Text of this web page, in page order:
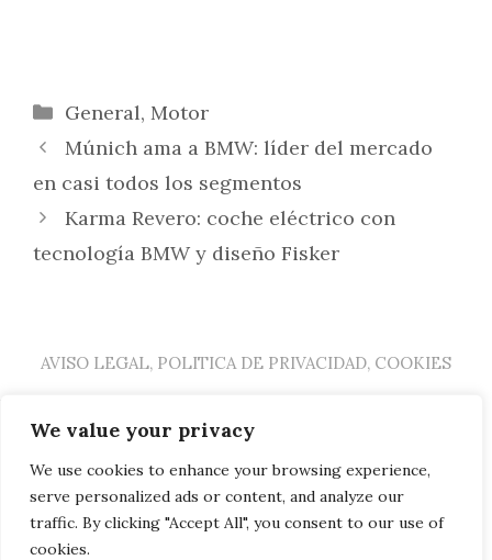
We value your privacy
We use cookies to enhance your browsing experience,
serve personalized ads or content, and analyze our
traffic. By clicking "Accept All", you consent to our use of
cookies.
Categorías
General, Motor
Múnich ama a BMW: líder del mercado
en casi todos los segmentos
Karma Revero: coche eléctrico con
tecnología BMW y diseño Fisker
AVISO LEGAL, POLITICA DE PRIVACIDAD, COOKIES
General Familia
Hogar
Salud